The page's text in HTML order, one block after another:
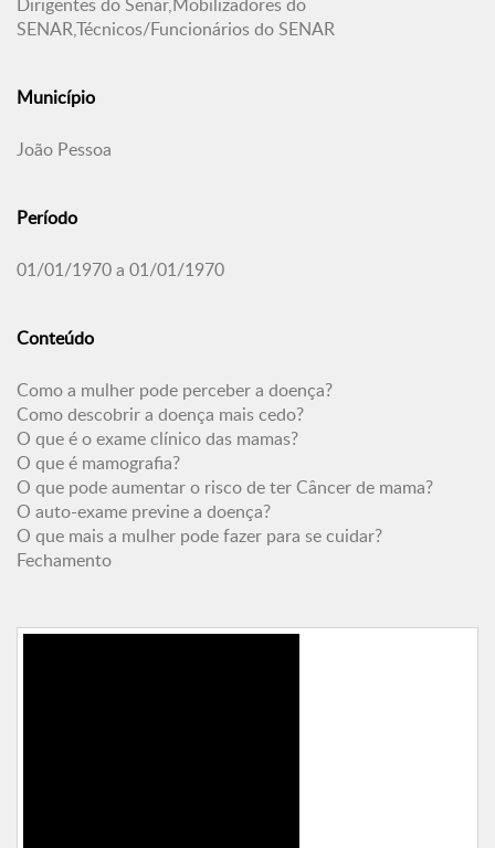
SENAR,Técnicos/Funcionários do SENAR
Município
João Pessoa
Período
01/01/1970 a 01/01/1970
Conteúdo
Como a mulher pode perceber a doença?
Como descobrir a doença mais cedo?
O que é o exame clínico das mamas?
O que é mamografia?
O que pode aumentar o risco de ter Câncer de mama?
O auto-exame previne a doença?
O que mais a mulher pode fazer para se cuidar?
Fechamento